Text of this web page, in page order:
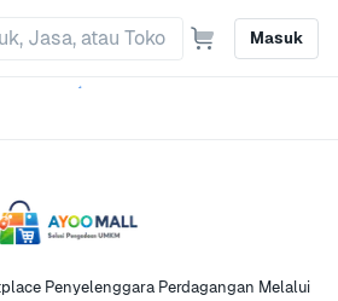
Masuk
Penyelenggara Perdagangan Melalui